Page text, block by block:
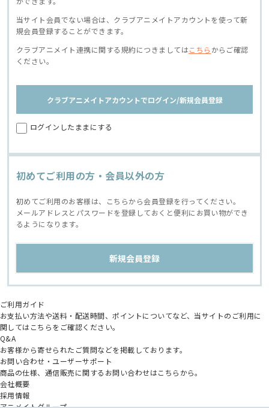
当サイト会員でない場合は、クラブアニメイトアカウントを使って新
規会員登録することができます。
クラブアニメイト連携に関する規約につきましてはこちら からご確認
ください。
クラブアニメイトアカウントでログイン/新規会員登録
ログインしたままにする
初めてご利用の方・会員以外の方
初めてご利用のお客様は、こちらから会員登録を行ってください。
メールアドレスとパスワードを登録しておくと便利にお買い物ができ
るようになります。
ご利用ガイド
お支払い方法や送料・配送時間、ポイントについてなど、当サイトのご利用に
関してはこちらをご確認ください。
Q&A
お客様から寄せられたご質問などを掲載しております。
お問い合わせ・ユーザーサポート
商品の仕様、通信販売に関するお問い合わせはこちらから。
会社概要
採用情報